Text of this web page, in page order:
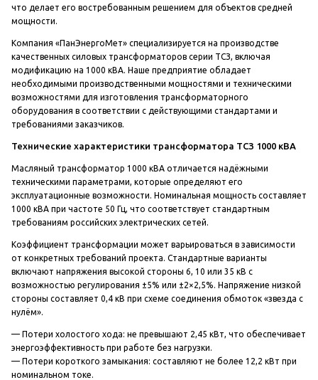
что делает его востребованным решением для объектов средней
мощности.
Компания «ПанЭнергоМет» специализируется на производстве
качественных силовых трансформаторов серии ТСЗ, включая
модификацию на 1000 кВА. Наше предприятие обладает
необходимыми производственными мощностями и техническими
возможностями для изготовления трансформаторного
оборудования в соответствии с действующими стандартами и
требованиями заказчиков.
Технические характеристики трансформатора ТСЗ 1000 кВА
Масляный трансформатор 1000 кВА отличается надёжными
техническими параметрами, которые определяют его
эксплуатационные возможности. Номинальная мощность составляет
1000 кВА при частоте 50 Гц, что соответствует стандартным
требованиям российских электрических сетей.
Коэффициент трансформации может варьироваться в зависимости
от конкретных требований проекта. Стандартные варианты
включают напряжения высокой стороны 6, 10 или 35 кВ с
возможностью регулирования ±5% или ±2×2,5%. Напряжение низкой
стороны составляет 0,4 кВ при схеме соединения обмоток «звезда с
нулём».
— Потери холостого хода: не превышают 2,45 кВт, что обеспечивает
энергоэффективность при работе без нагрузки.
— Потери короткого замыкания: составляют не более 12,2 кВт при
номинальном токе.